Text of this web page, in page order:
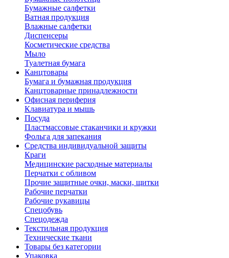
Бумажные салфетки
Ватная продукция
Влажные салфетки
Диспенсеры
Косметические средства
Мыло
Туалетная бумага
Канцтовары
Бумага и бумажная продукция
Канцтоварные принадлежности
Офисная периферия
Клавиатура и мышь
Посуда
Пластмассовые стаканчики и кружки
Фольга для запекания
Средства индивидуальной защиты
Краги
Медицинские расходные материалы
Перчатки с обливом
Прочие защитные очки, маски, щитки
Рабочие перчатки
Рабочие рукавицы
Спецобувь
Спецодежда
Текстильная продукция
Технические ткани
Товары без категории
Упаковка